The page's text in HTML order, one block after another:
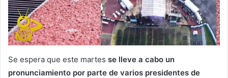
Se espera que este martes se lleve a cabo un
pronunciamiento por parte de varios presidentes de